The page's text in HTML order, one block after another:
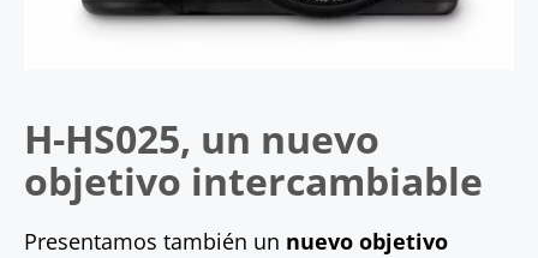
H-HS025, un nuevo
objetivo intercambiable
Presentamos también un nuevo objetivo